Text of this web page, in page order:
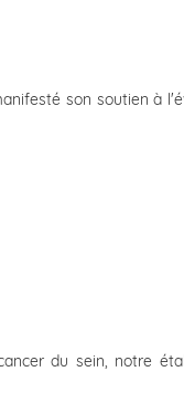
son soutien à
du sein, notre